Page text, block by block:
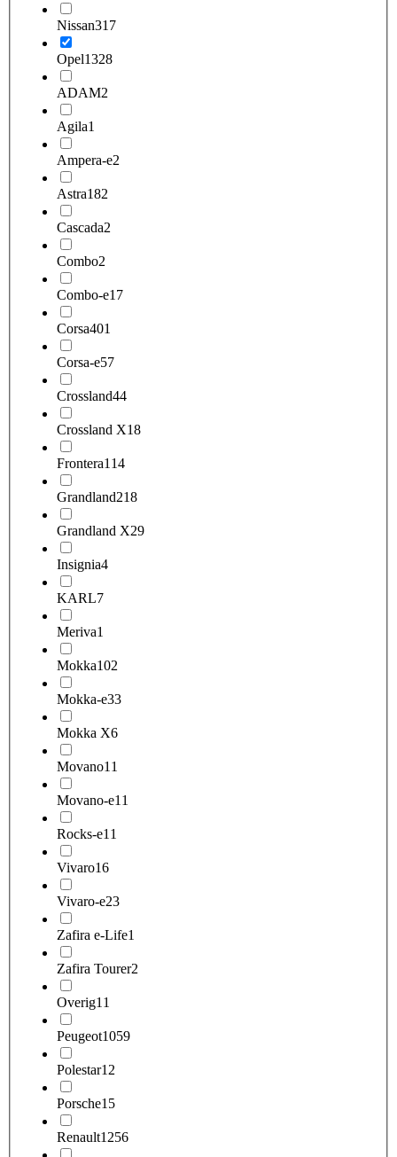
Nissan317
Opel1328
ADAM2
Agila1
Ampera-e2
Astra182
Cascada2
Combo2
Combo-e17
Corsa401
Corsa-e57
Crossland44
Crossland X18
Frontera114
Grandland218
Grandland X29
Insignia4
KARL7
Meriva1
Mokka102
Mokka-e33
Mokka X6
Movano11
Movano-e11
Rocks-e11
Vivaro16
Vivaro-e23
Zafira e-Life1
Zafira Tourer2
Overig11
Peugeot1059
Polestar12
Porsche15
Renault1256